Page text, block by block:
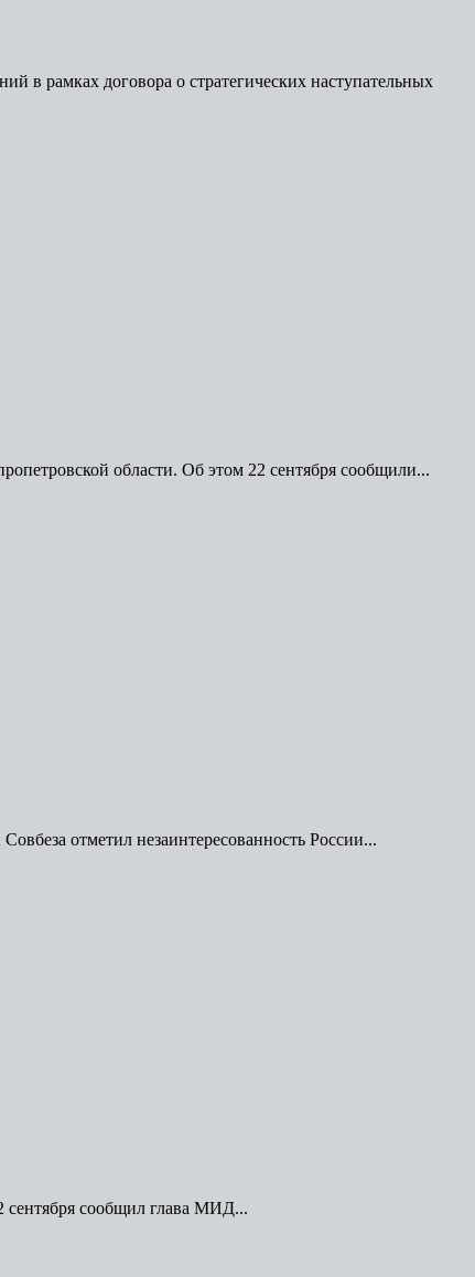
в рамках договора о стратегических наступательных
области. Об этом 22 сентября сообщили...
отметил незаинтересованность России...
сообщил глава МИД...